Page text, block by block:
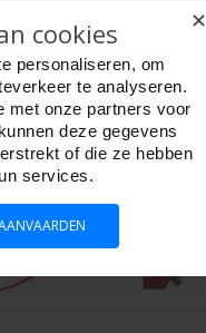
✕
cookies
personaliseren, om
te analyseren.
met onze partners voor
deze gegevens
of die ze hebben
services.